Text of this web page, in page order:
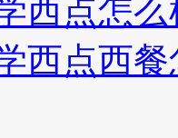
西点怎
西点西